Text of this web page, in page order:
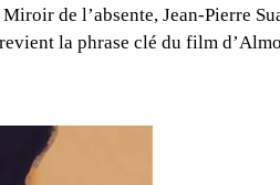
de l’absente, Jean-Pierre
la phrase clé du film